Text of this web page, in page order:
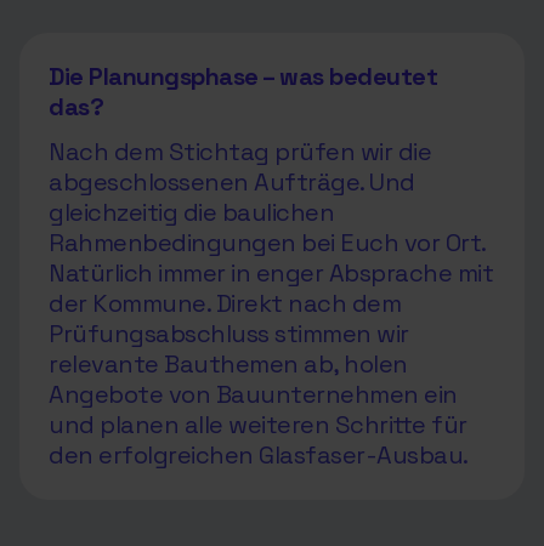
Die Planungsphase – was bedeutet
das?
Nach dem Stichtag prüfen wir die
abgeschlossenen Aufträge. Und
gleichzeitig die baulichen
Rahmenbedingungen bei Euch vor Ort.
Natürlich immer in enger Absprache mit
der Kommune. Direkt nach dem
Prüfungsabschluss stimmen wir
relevante Bauthemen ab, holen
Angebote von Bauunternehmen ein
und planen alle weiteren Schritte für
den erfolgreichen Glasfaser-Ausbau.